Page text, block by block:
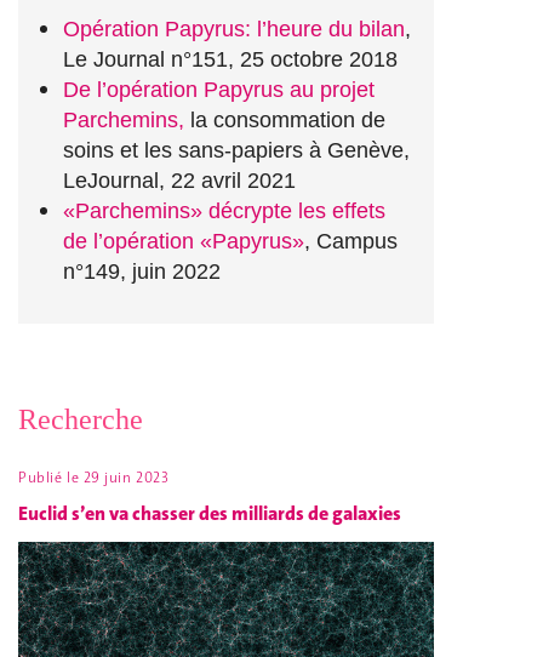
Opération Papyrus: l’heure du bilan,
Le Journal n°151, 25 octobre 2018
De l’opération Papyrus au projet
Parchemins, la consommation de
soins et les sans-papiers à Genève,
LeJournal, 22 avril 2021
«Parchemins» décrypte les effets
de l’opération «Papyrus», Campus
n°149, juin 2022
Recherche
Publié le 29 juin 2023
Euclid s’en va chasser des milliards de galaxies